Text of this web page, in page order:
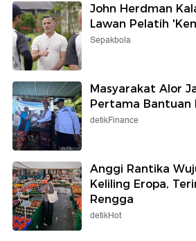
John Herdman
Lawan Pelatih
Sepakbola
Masyarakat Alor
Pertama Bantuan
detikFinance
Anggi Rantika
Keliling Eropa,
Rengga
detikHot